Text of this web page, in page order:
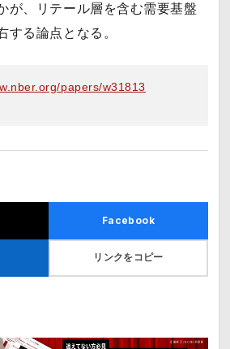
が、リテール層を含む需要基盤
する論点となる。
papers/w31813
Facebook
リンクをコピー